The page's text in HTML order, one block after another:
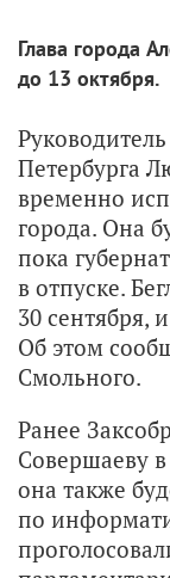
Глава города
до 13 октября.
Петербурга
временно
города. Она
пока
в отпуске.
30 сентября,
Об этом
Смольного.
Ранее
Совершаеву
она также
по